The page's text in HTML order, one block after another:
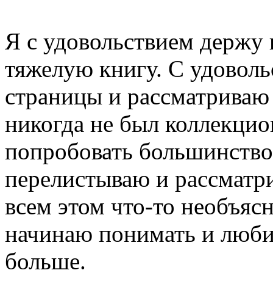
Я с удовольствием
тяжелую книгу. С
страницы и
никогда не был
попробовать
перелистываю и
всем этом что-то
начинаю понимать и
больше.